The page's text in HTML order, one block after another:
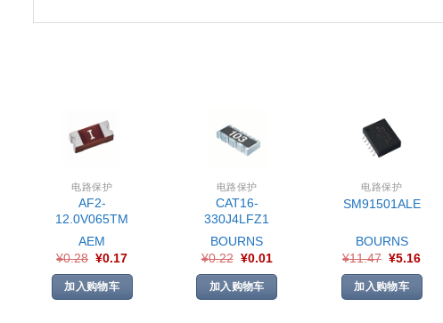
电路保护
AF2-
12.0V065TM
AEM
¥0.28 ¥0.17
加入购物车
电路保护
CAT16-
330J4LFZ1
BOURNS
¥0.22 ¥0.01
加入购物车
电路保护
SM91501ALE
BOURNS
¥11.47 ¥5.16
加入购物车